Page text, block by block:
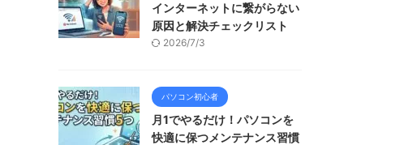
インターネットに繋がらない
原因と解決チェックリスト
2026/7/3
パソコン初心者
月1でやるだけ！パソコンを
快適に保つメンテナンス習慣